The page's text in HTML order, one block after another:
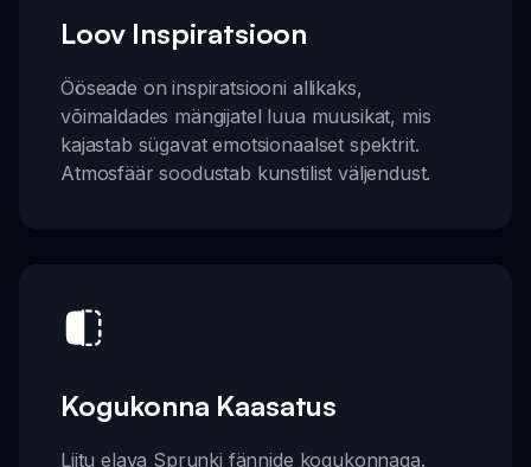
Loov Inspiratsioon
Ööseade on inspiratsiooni allikaks,
võimaldades mängijatel luua muusikat, mis
kajastab sügavat emotsionaalset spektrit.
Atmosfäär soodustab kunstilist väljendust.
Kogukonna Kaasatus
Liitu elava Sprunki fännide kogukonnaga.